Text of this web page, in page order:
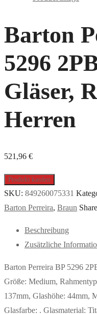
Barton
5296
Gläser,
Herren
521,96 €
Produkt kaufen
SKU: 849260075331
Barton Perreira, Braun
Beschreibung
Zusätzliche
Barton Perreira BP 5296
Größe: Medium,
137mm, Glashöhe: 44mm,
Glasfarbe: . Glasmaterial: